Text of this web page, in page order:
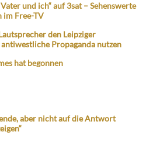
und ich“ auf 3sat – Sehenswerte
im Free-TV
den Leipziger
Propaganda nutzen
hat begonnen
aber nicht auf die Antwort